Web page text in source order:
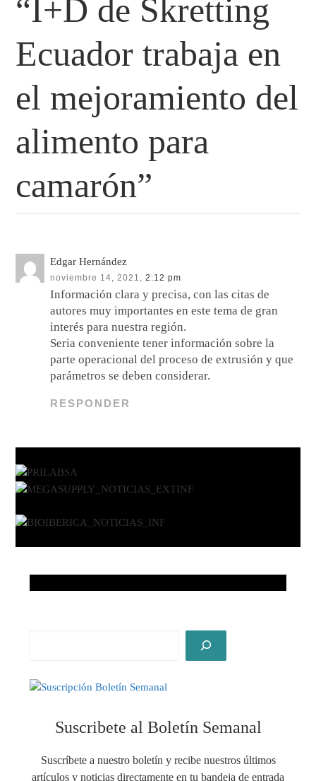
“I+D de Skretting
Ecuador trabaja en
el mejoramiento del
alimento para
camarón”
Edgar Hernández
noviembre 14, 2021, 2:12 pm
Información clara y precisa, con las citas de
autores muy importantes en este tema de gran
interés para nuestra región.
Seria conveniente tener información sobre la
parte operacional del proceso de extrusión y que
parámetros se deben considerar.
RESPONDER
Suscribete al Boletín Semanal
Suscríbete a nuestro boletín y recibe nuestros últimos
artículos y noticias directamente en tu bandeja de entrada